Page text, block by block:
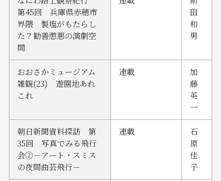
第45回 兵庫県赤穂市
界隈 製塩がもたらし
た？勧善懲悪の演劇空
間
田
和
男
おおさかミュージアム
雑観(23) 遊園地あれ
これ
連載
加
藤
英
一
朝日新聞資料探訪 第
35回 写真でみる飛行
会②－アート・スミス
の夜間曲芸飛行－
連載
石
原
佳
子